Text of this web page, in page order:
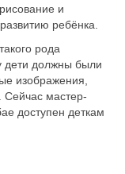
и
ребёнка.
рода
дети должны были
изображения,
Сейчас мастер-
доступен деткам